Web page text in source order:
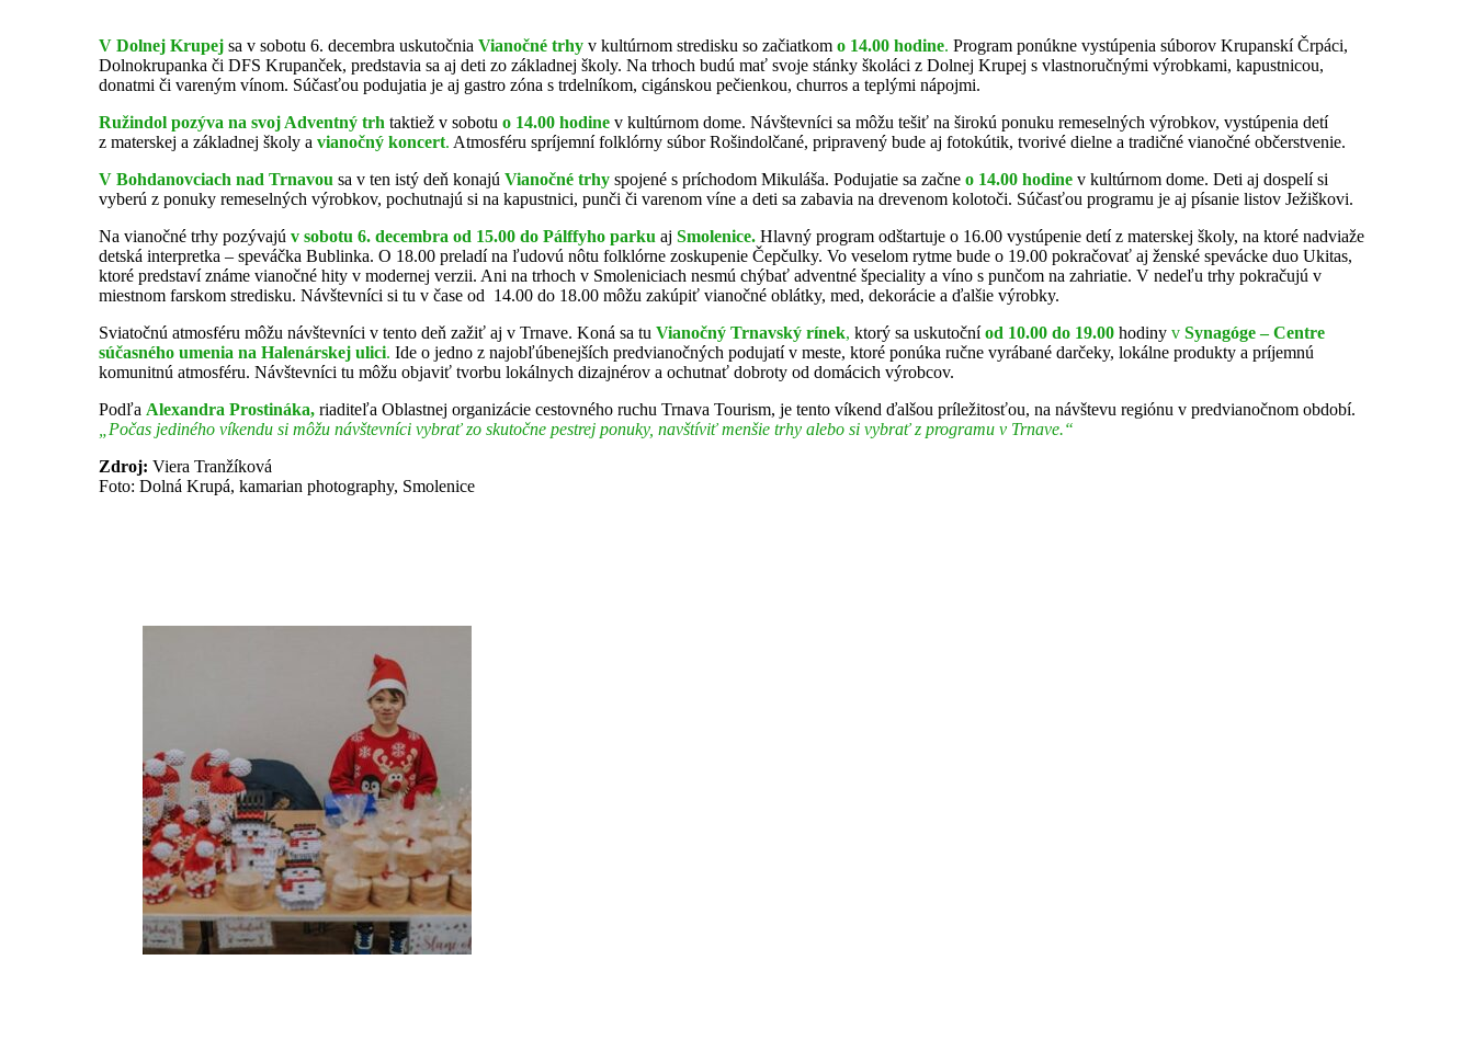
V Dolnej Krupej sa v sobotu 6. decembra uskutočnia Vianočné trhy v kultúrnom stredisku so začiatkom o 14.00 hodine. Program ponúkne vystúpenia súborov Krupanskí Črpáci,
Dolnokrupanka či DFS Krupanček, predstavia sa aj deti zo základnej školy. Na trhoch budú mať svoje stánky školáci z Dolnej Krupej s vlastnoručnými výrobkami, kapustnicou,
donatmi či vareným vínom. Súčasťou podujatia je aj gastro zóna s trdelníkom, cigánskou pečienkou, churros a teplými nápojmi.
Ružindol pozýva na svoj Adventný trh taktiež v sobotu o 14.00 hodine v kultúrnom dome. Návštevníci sa môžu tešiť na širokú ponuku remeselných výrobkov, vystúpenia detí
z materskej a základnej školy a vianočný koncert. Atmosféru spríjemní folklórny súbor Rošindolčané, pripravený bude aj fotokútik, tvorivé dielne a tradičné vianočné občerstvenie.
V Bohdanovciach nad Trnavou sa v ten istý deň konajú Vianočné trhy spojené s príchodom Mikuláša. Podujatie sa začne o 14.00 hodine v kultúrnom dome. Deti aj dospelí si
vyberú z ponuky remeselných výrobkov, pochutnajú si na kapustnici, punči či varenom víne a deti sa zabavia na drevenom kolotoči. Súčasťou programu je aj písanie listov Ježiškovi.
Na vianočné trhy pozývajú v sobotu 6. decembra od 15.00 do Pálffyho parku aj Smolenice. Hlavný program odštartuje o 16.00 vystúpenie detí z materskej školy, na ktoré nadviaže
detská interpretka – speváčka Bublinka. O 18.00 preladí na ľudovú nôtu folklórne zoskupenie Čepčulky. Vo veselom rytme bude o 19.00 pokračovať aj ženské spevácke duo Ukitas,
ktoré predstaví známe vianočné hity v modernej verzii. Ani na trhoch v Smoleniciach nesmú chýbať adventné špeciality a víno s punčom na zahriatie. V nedeľu trhy pokračujú v
miestnom farskom stredisku. Návštevníci si tu v čase od 14.00 do 18.00 môžu zakúpiť vianočné oblátky, med, dekorácie a ďalšie výrobky.
Sviatočnú atmosféru môžu návštevníci v tento deň zažiť aj v Trnave. Koná sa tu Vianočný Trnavský rínek, ktorý sa uskutočníod 10.00 do 19.00 hodiny v Synagóge – Centre
súčasného umenia na Halenárskej ulici. Ide o jedno z najobľúbenejších predvianočných podujatí v meste, ktoré ponúka ručne vyrábané darčeky, lokálne produkty a príjemnú
komunitnú atmosféru. Návštevníci tu môžu objaviť tvorbu lokálnych dizajnérov a ochutnať dobroty od domácich výrobcov.
Podľa Alexandra Prostináka, riaditeľa Oblastnej organizácie cestovného ruchu Trnava Tourism, je tento víkend ďalšou príležitosťou, na návštevu regiónu v predvianočnom období.
„Počas jediného víkendu si môžu návštevníci vybrať zo skutočne pestrej ponuky, navštíviť menšie trhy alebo si vybrať z programu v Trnave.“
Zdroj: Viera Tranžíková
Foto: Dolná Krupá, kamarian photography, Smolenice